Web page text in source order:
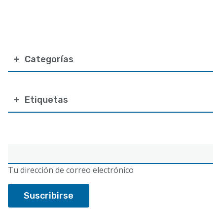
electrónico
Tu dirección de correo electrónico
Categorías
Etiquetas